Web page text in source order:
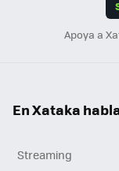
Apoya a
En Xataka
Streaming